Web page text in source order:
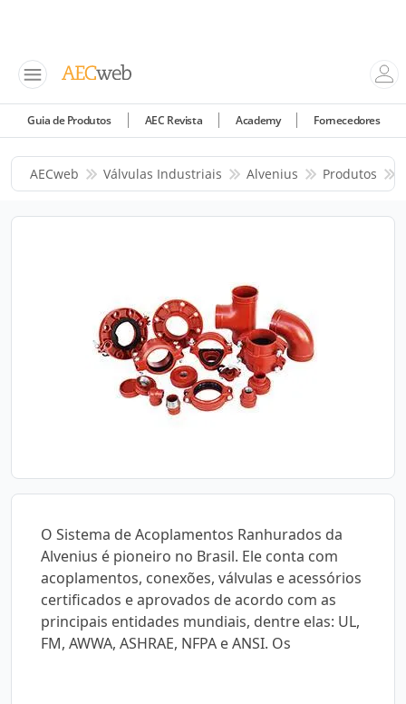
Guia de Produtos AEC Revista Academy Fornecedores
AECweb Válvulas Industriais Alvenius Produtos
O Sistema de Acoplamentos Ranhurados da
Alvenius é pioneiro no Brasil. Ele conta com
acoplamentos, conexões, válvulas e acessórios
certificados e aprovados de acordo com as
principais entidades mundiais, dentre elas: UL,
FM, AWWA, ASHRAE, NFPA e ANSI. Os